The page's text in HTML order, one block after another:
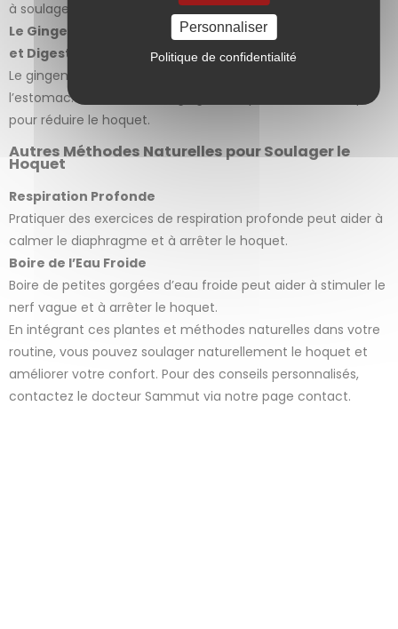
à soulager le hoquet.
Le Gingembre (Zingiber officinale) : Antispasmodique
et Digestif
Le gingembre aide à détendre le diaphragme et à apaiser
l’estomac. Une infusion de gingembre peut être bénéfique
pour réduire le hoquet.
Autres Méthodes Naturelles pour Soulager le
Hoquet
Respiration Profonde
Pratiquer des exercices de respiration profonde peut aider à
calmer le diaphragme et à arrêter le hoquet.
Boire de l’Eau Froide
Boire de petites gorgées d’eau froide peut aider à stimuler le
nerf vague et à arrêter le hoquet.
En intégrant ces plantes et méthodes naturelles dans votre
routine, vous pouvez soulager naturellement le hoquet et
améliorer votre confort. Pour des conseils personnalisés,
contactez le docteur Sammut via notre page contact.
Personnaliser
Politique de confidentialité